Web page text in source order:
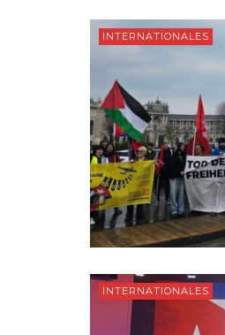
INTERNATIONALES
INTERNATIONALES